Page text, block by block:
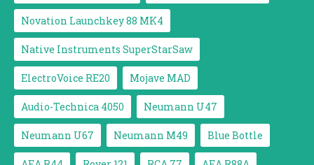
Novation Launchkey 88 MK4
Native Instruments SuperStarSaw
ElectroVoice RE20 Mojave MAD
Audio-Technica 4050 Neumann U47
Neumann U67 Neumann M49 Blue Bottle